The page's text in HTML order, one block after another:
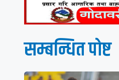
सम्बन्धित पाेष्ट